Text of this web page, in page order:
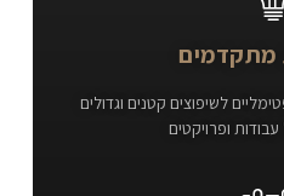
מתקדמים
לשיפוצים קטנים וגדולים
ופרויקטים